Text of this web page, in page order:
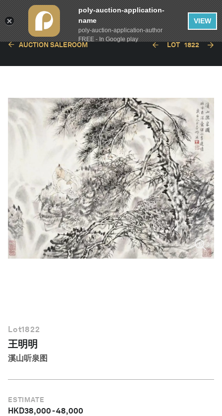
简体中文
AUCTION SALEROOM LOT 1822
Lot1822
王明明
溪山听泉图
ESTIMATE
HKD38,000-48,000
poly-auction-application-
name
poly-auction-application-author
FREE - In Google play
VIEW